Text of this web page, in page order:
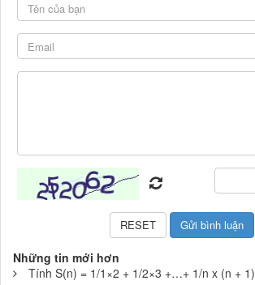
Những tin mới hơn
Tính S(n) = 1/1×2 + 1/2×3 +…+ 1/n x (n + 1)